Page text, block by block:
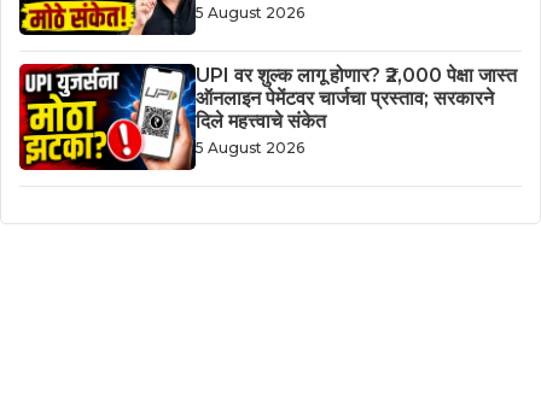
5 August 2026
UPI वर शुल्क लागू होणार? ₹2,000 पेक्षा जास्त
ऑनलाइन पेमेंटवर चार्जचा प्रस्ताव; सरकारने
दिले महत्त्वाचे संकेत
5 August 2026